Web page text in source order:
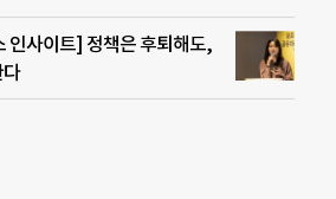
인사이트] 정책은 후퇴해도,